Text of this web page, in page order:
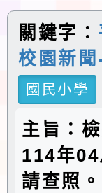
關鍵字：
校園新
國民小學
主旨：
114年
請查照